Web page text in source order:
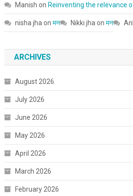
Manish on Reinventing the relevance
nisha jha on मन Nikki jha on मन
ARCHIVES
August 2026
July 2026
June 2026
May 2026
April 2026
March 2026
February 2026